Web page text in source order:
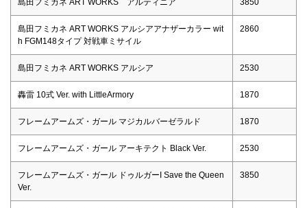
島田フミカネ ART WORKS アルティニア 3850
島田フミカネ ART WORKS アルシアアナザーカラー wit
h FGM148タイプ 対戦車ミサイル
2860
島田フミカネ ART WORKS アルシア 2530
轟雷 10式 Ver. with LittleArmory 1870
フレームアームズ・ガール マジカルバーゼラルド 1870
フレームアームズ・ガール アーキテクト Black Ver. 2530
フレームアームズ・ガール ドゥルガーI Save the Queen
Ver.
3850